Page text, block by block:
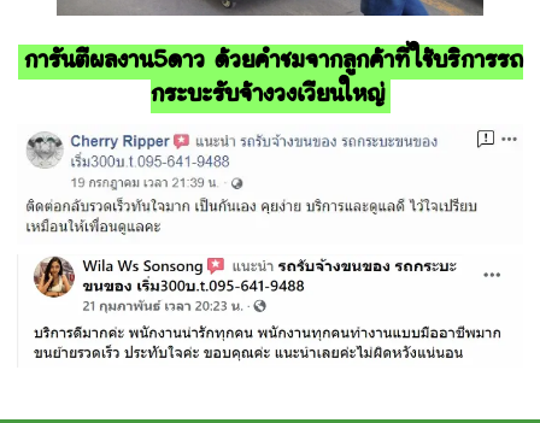
การันตีผลงาน5ดาว ด้วยคำชมจากลูกค้าที่ใช้บริการรถ
กระบะรับจ้างวงเวียนใหญ่